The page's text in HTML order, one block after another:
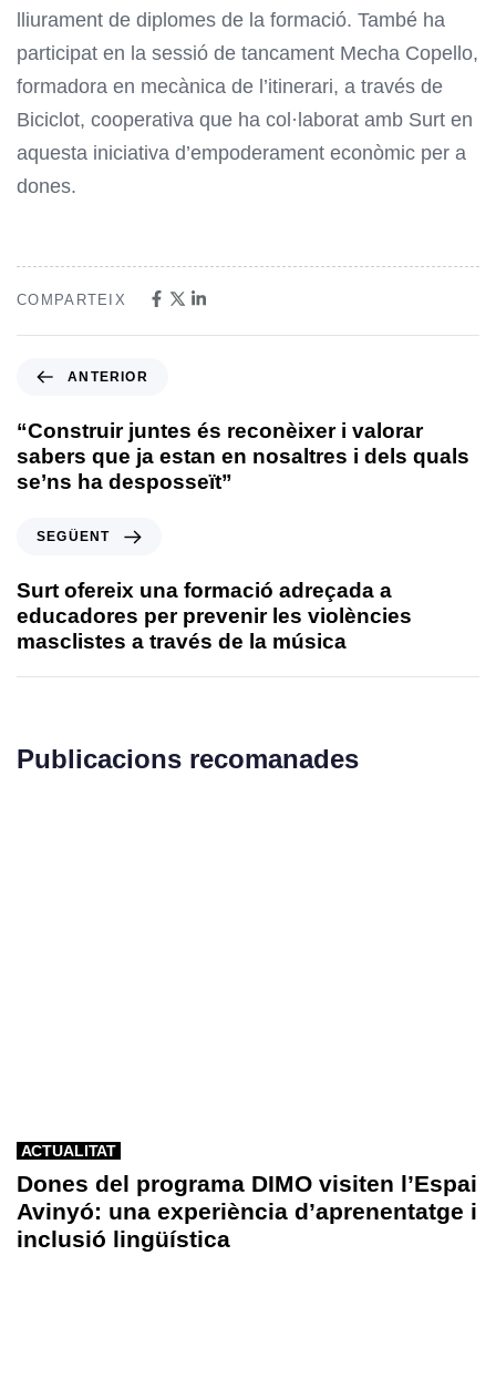
lliurament de diplomes de la formació. També ha
participat en la sessió de tancament Mecha Copello,
formadora en mecànica de l’itinerari, a través de
Biciclot, cooperativa que ha col·laborat amb Surt en
aquesta iniciativa d’empoderament econòmic per a
dones.
COMPARTEIX
ANTERIOR
“Construir juntes és reconèixer i valorar
sabers que ja estan en nosaltres i dels quals
se’ns ha desposseït”
SEGÜENT
Surt ofereix una formació adreçada a
educadores per prevenir les violències
masclistes a través de la música
Publicacions recomanades
ACTUALITAT
Dones del programa DIMO visiten l’Espai
Avinyó: una experiència d’aprenentatge i
inclusió lingüística